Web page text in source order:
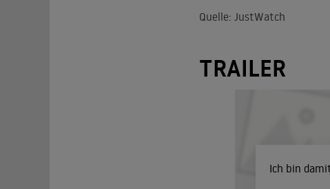
Quelle: JustWatch
TRAILER
Ich bin